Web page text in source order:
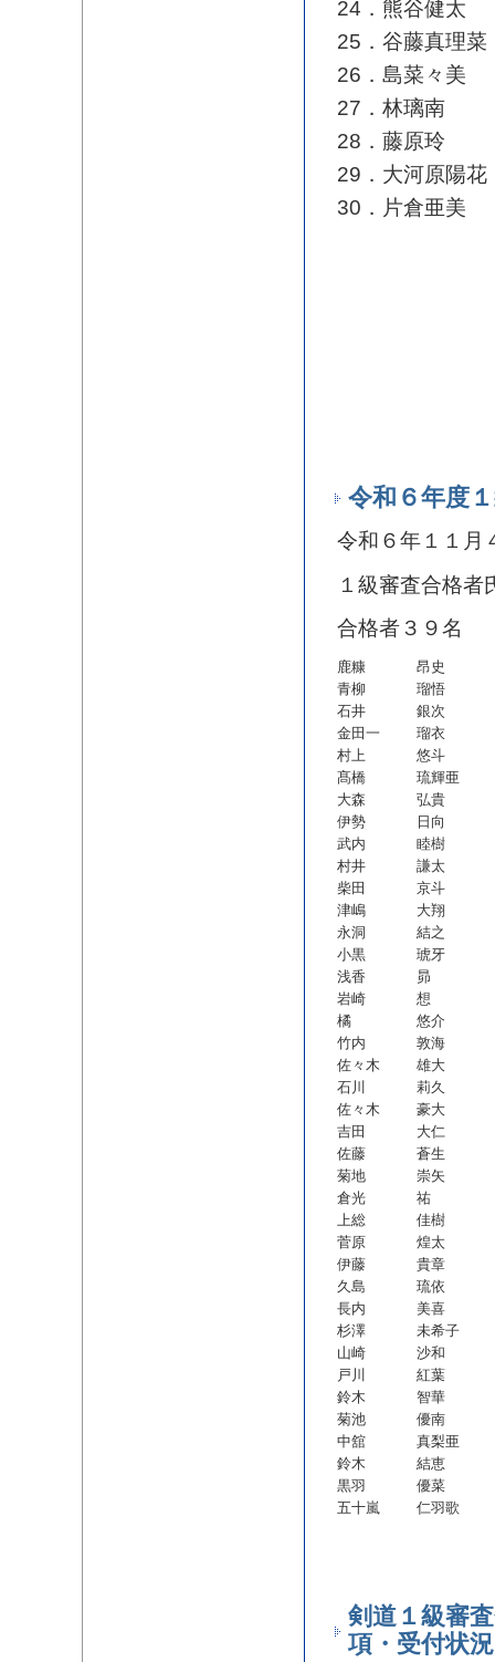
24．熊谷健太
25．谷藤真理菜
26．島菜々美
27．林璃南
28．藤原玲
29．大河原陽花
30．片倉亜美
令和６年度
令和６年１１
１級審査合格者
合格者３９名
鹿糠
昂史
青柳
瑠悟
石井
銀次
金田一
瑠衣
村上
悠斗
髙橋
琉輝亜
大森
弘貴
伊勢
日向
武内
睦樹
村井
謙太
柴田
京斗
津嶋
大翔
永洞
結之
小黒
琥牙
浅香
昴
岩崎
想
橘
悠介
竹内
敦海
佐々木
雄大
石川
莉久
佐々木
豪大
吉田
大仁
佐藤
蒼生
菊地
崇矢
倉光
祐
上総
佳樹
菅原
煌太
伊藤
貴章
久島
琉依
長内
美喜
杉澤
未希子
山崎
沙和
戸川
紅葉
鈴木
智華
菊池
優南
中舘
真梨亜
鈴木
結恵
黒羽
優菜
五十嵐
仁羽歌
剣道１級審
項・受付状況